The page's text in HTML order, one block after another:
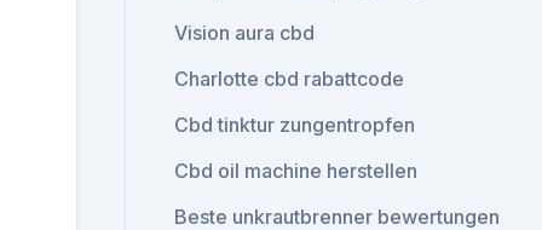
Vision aura cbd
Charlotte cbd rabattcode
Cbd tinktur zungentropfen
Cbd oil machine herstellen
Beste unkrautbrenner bewertungen